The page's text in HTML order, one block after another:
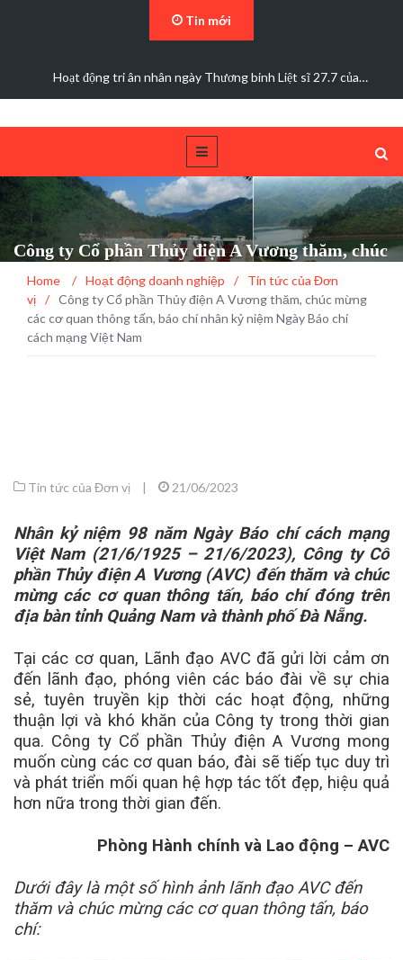
Tin mới
Hoạt động tri ân nhân ngày Thương binh Liệt sĩ 27.7 của…
Công ty Cổ phần Thủy điện A Vương thăm, chúc
mừng các cơ quan thông tấn, báo chí nhân kỷ
niệm Ngày Báo chí cách mạng Việt Nam
Home / Hoạt động doanh nghiệp /
Tin tức của Đơn
vị / Công ty Cổ phần Thủy điện A Vương thăm, chúc mừng
các cơ quan thông tấn, báo chí nhân kỷ niệm Ngày Báo chí
cách mạng Việt Nam
Tin tức của Đơn vị | 21/06/2023
Nhân kỷ niệm 98 năm Ngày Báo chí cách mạng
Việt Nam (21/6/1925 – 21/6/2023), Công ty Cổ
phần Thủy điện A Vương (AVC) đến thăm và chúc
mừng các cơ quan thông tấn, báo chí đóng trên
địa bàn tỉnh Quảng Nam và thành phố Đà Nẵng.
Tại các cơ quan, Lãnh đạo AVC đã gửi lời cảm ơn
đến lãnh đạo, phóng viên các báo đài về sự chia
sẻ, tuyên truyền kịp thời các hoạt động, những
thuận lợi và khó khăn của Công ty trong thời gian
qua. Công ty Cổ phần Thủy điện A Vương mong
muốn cùng các cơ quan báo, đài sẽ tiếp tục duy trì
và phát triển mối quan hệ hợp tác tốt đẹp, hiệu quả
hơn nữa trong thời gian đến.
Phòng Hành chính và Lao động – AVC
Dưới đây là một số hình ảnh lãnh đạo AVC đến
thăm và chúc mừng các cơ quan thông tấn, báo
chí: